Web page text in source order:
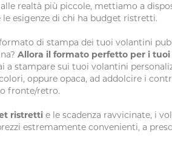
realtà più piccole, mettiamo a
le esigenze di chi ha budget ristretti.
di stampa dei tuoi volantini
Allora il formato perfetto per i
a stampare sui tuoi volantini
oppure opaca, ad addolcire i
fronte/retro.
ristretti e le scadenza ravvicinate, i
estremamente convenienti, a